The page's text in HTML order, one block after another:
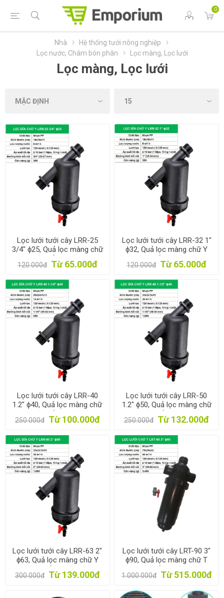
0
Nhà
Hệ thống tưới nông nghiệp
Lọc nước, Châm bón phân
Lọc màng, Lọc lưới
Lọc màng, Lọc lưới
Lọc lưới tưới cây LRR-25
3/4" ϕ25, Quả lọc màng chữ
Y cho hệ thống tưới, Bộ lọc
nước tưới cây
120.000đ Từ 65.000đ
Lọc lưới tưới cây LRR-32 1"
ϕ32, Quả lọc màng chữ Y
cho hệ thống tưới, Bộ lọc
nước tưới cây
120.000đ Từ 65.000đ
Lọc lưới tưới cây LRR-40
1.2" ϕ40, Quả lọc màng chữ
Y cho hệ thống tưới, Bộ lọc
nước tưới cây
250.000đ Từ 100.000đ
Lọc lưới tưới cây LRR-50
1.2" ϕ50, Quả lọc màng chữ
Y cho hệ thống tưới, Bộ lọc
nước tưới cây
250.000đ Từ 132.000đ
Lọc lưới tưới cây LRR-63 2"
ϕ63, Quả lọc màng chữ Y
cho hệ thống tưới, Bộ lọc
nước tưới cây
300.000đ Từ 139.000đ
Lọc lưới tưới cây LRT-90 3"
ϕ90, Quả lọc màng chữ T
cho hệ thống tưới, Bộ lọc
nước tưới cây
1.000.000đ Từ 515.000đ